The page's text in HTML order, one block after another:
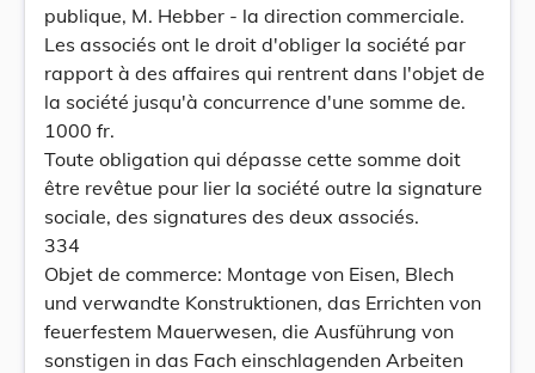
publique, M. Hebber - la direction commerciale.
Les associés ont le droit d'obliger la société par
rapport à des affaires qui rentrent dans l'objet de
la société jusqu'à concurrence d'une somme de.
1000 fr.
Toute obligation qui dépasse cette somme doit
être revêtue pour lier la société outre la signature
sociale, des signatures des deux associés.
334
Objet de commerce: Montage von Eisen, Blech
und verwandte Konstruktionen, das Errichten von
feuerfestem Mauerwesen, die Ausführung von
sonstigen in das Fach einschlagenden Arbeiten